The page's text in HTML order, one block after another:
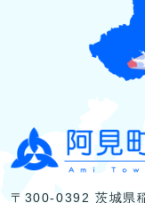
〒300-0392 茨城県